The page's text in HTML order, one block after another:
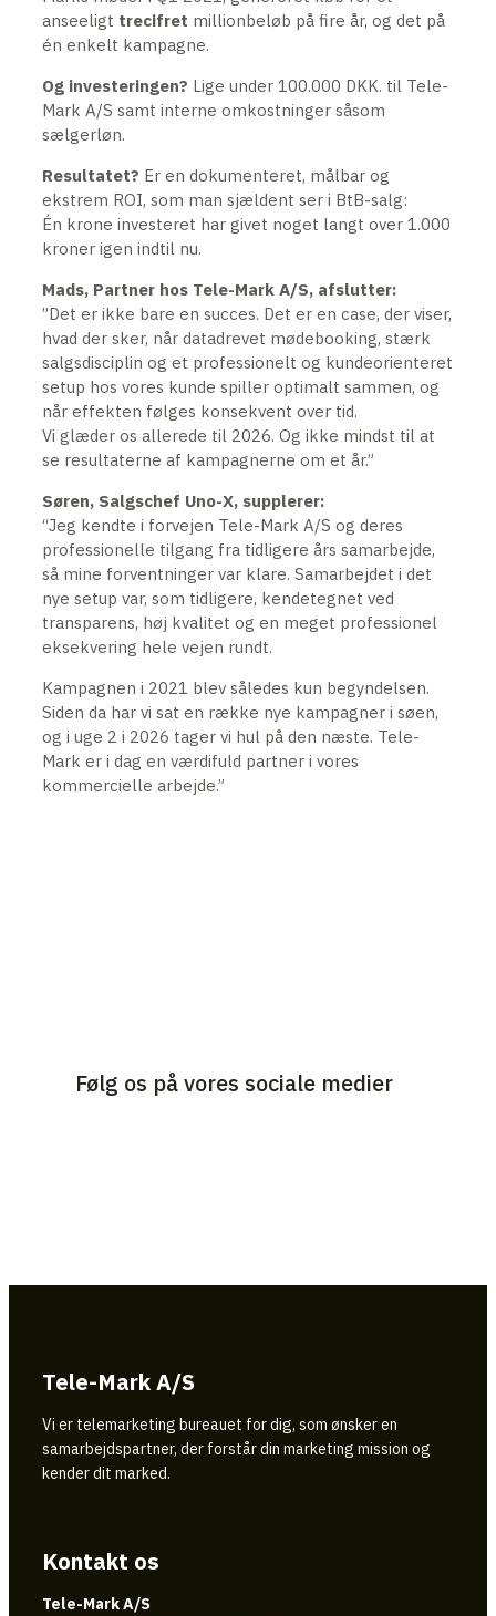
anseeligt trecifret millionbeløb på fire år, og det på
én enkelt kampagne.
Og investeringen? Lige under 100.000 DKK. til Tele-
Mark A/S samt interne omkostninger såsom
sælgerløn.
Resultatet? Er en dokumenteret, målbar og
ekstrem ROI, som man sjældent ser i BtB-salg:
Én krone investeret har givet noget langt over 1.000
kroner igen indtil nu.
Mads, Partner hos Tele-Mark A/S, afslutter:
”Det er ikke bare en succes. Det er en case, der viser,
hvad der sker, når datadrevet mødebooking, stærk
salgsdisciplin og et professionelt og kundeorienteret
setup hos vores kunde spiller optimalt sammen, og
når effekten følges konsekvent over tid.
Vi glæder os allerede til 2026. Og ikke mindst til at
se resultaterne af kampagnerne om et år.”
Søren, Salgschef Uno-X, supplerer:
“Jeg kendte i forvejen Tele-Mark A/S og deres
professionelle tilgang fra tidligere års samarbejde,
så mine forventninger var klare. Samarbejdet i det
nye setup var, som tidligere, kendetegnet ved
transparens, høj kvalitet og en meget professionel
eksekvering hele vejen rundt.
Kampagnen i 2021 blev således kun begyndelsen.
Siden da har vi sat en række nye kampagner i søen,
og i uge 2 i 2026 tager vi hul på den næste. Tele-
Mark er i dag en værdifuld partner i vores
kommercielle arbejde.”
Følg os på vores sociale medier
Tele-Mark A/S
Vi er telemarketing bureauet for dig, som ønsker en
samarbejdspartner, der forstår din marketing mission og
kender dit marked.
Kontakt os
Tele-Mark A/S